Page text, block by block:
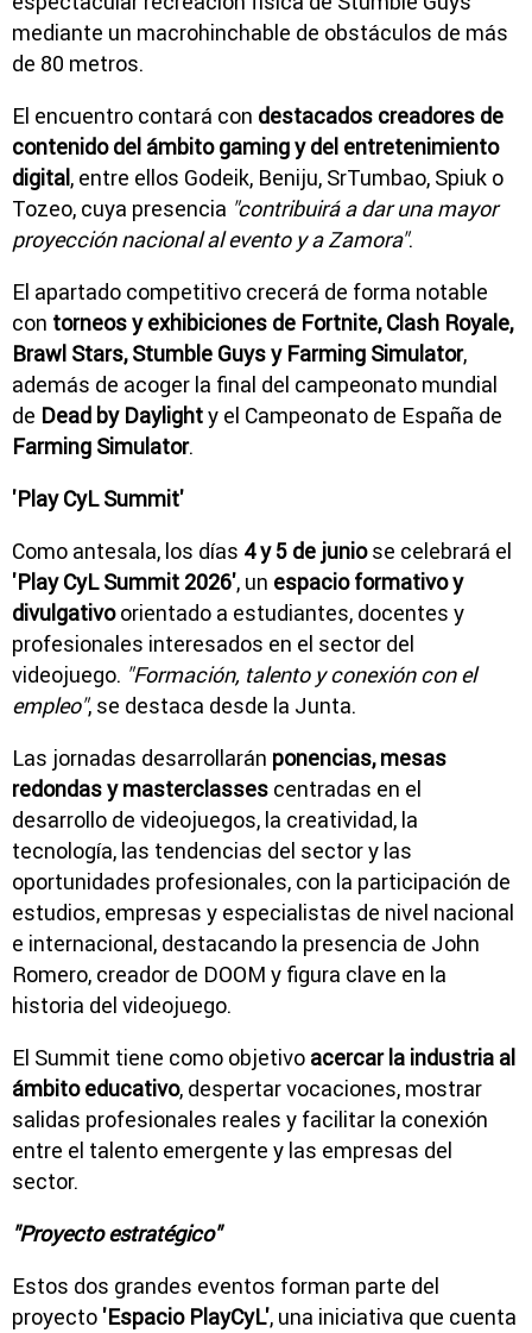
mediante un macrohinchable de obstáculos de más
de 80 metros.
El encuentro contará con destacados creadores de
contenido del ámbito gaming y del entretenimiento
digital, entre ellos Godeik, Beniju, SrTumbao, Spiuk o
Tozeo, cuya presencia "contribuirá a dar una mayor
proyección nacional al evento y a Zamora".
El apartado competitivo crecerá de forma notable
con torneos y exhibiciones de Fortnite, Clash Royale,
Brawl Stars, Stumble Guys y Farming Simulator,
además de acoger la final del campeonato mundial
de Dead by Daylighty el Campeonato de España de
Farming Simulator.
'Play CyL Summit'
Como antesala, los días 4 y 5 de juniose celebrará el
'Play CyL Summit 2026', un espacio formativo y
divulgativoorientado a estudiantes, docentes y
profesionales interesados en el sector del
videojuego. "Formación, talento y conexión con el
empleo", se destaca desde la Junta.
Las jornadas desarrollarán ponencias, mesas
redondas y masterclasses centradas en el
desarrollo de videojuegos, la creatividad, la
tecnología, las tendencias del sector y las
oportunidades profesionales, con la participación de
estudios, empresas y especialistas de nivel nacional
e internacional, destacando la presencia de John
Romero, creador de DOOM y figura clave en la
historia del videojuego.
El Summit tiene como objetivo acercar la industria al
ámbito educativo, despertar vocaciones, mostrar
salidas profesionales reales y facilitar la conexión
entre el talento emergente y las empresas del
sector.
"Proyecto estratégico"
Estos dos grandes eventos forman parte del
proyecto 'Espacio PlayCyL', una iniciativa que cuenta